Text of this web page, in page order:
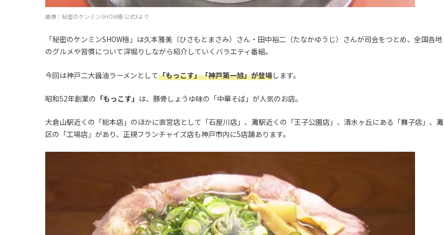
画像：秘密のケンミンSHOW極 公式Xより
「秘密のケンミンSHOW極」は久本雅美（ひさもとまさみ）さん・田中裕二（たなかゆうじ）さんが司会をつとめ、全国各地
のグルメや習慣について深堀りしながら紹介していくバラエティ番組。
今回は神戸二大醤油ラーメンとして「もっこす」「神戸第一旭」が登場します。
昭和52年創業の 「もっこす」 は、豚骨しょうゆ味の「中華そば」が人気のお店。
大倉山駅近くの「総本店」のほかに直営店として「石屋川店」、灘駅近くの「王子公園店」、清水ヶ丘にある「舞子店」、灘
区の「工場店」があり、正規フランチャイズ店も神戸市内に5店舗あります。